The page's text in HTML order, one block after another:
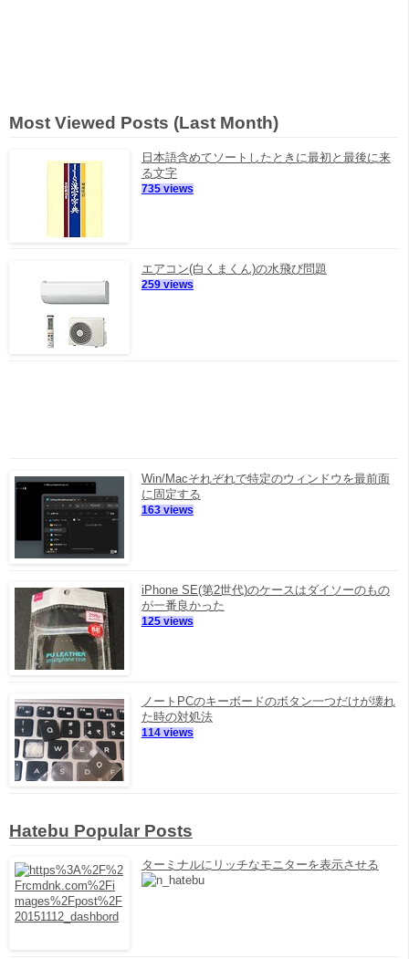
Most Viewed Posts (Last Month)
日本語含めてソートしたときに最初と最後に来
る文字
735 views
エアコン(白くまくん)の水飛び問題
259 views
Win/Macそれぞれで特定のウィンドウを最前面
に固定する
163 views
iPhone SE(第2世代)のケースはダイソーのもの
が一番良かった
125 views
ノートPCのキーボードのボタン一つだけが壊れ
た時の対処法
114 views
Hatebu Popular Posts
ターミナルにリッチなモニターを表示させる